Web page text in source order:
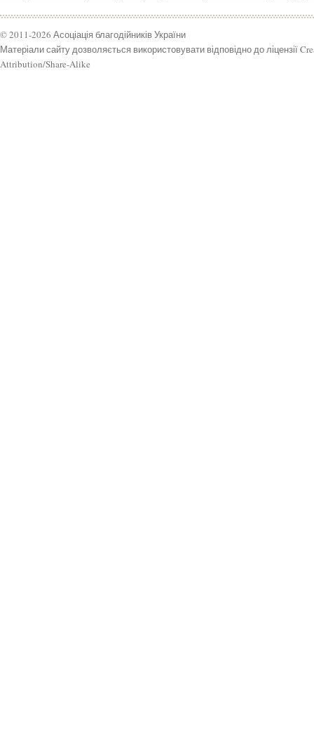
© 2011-2026 Асоціація благодійників України
Матеріали сайту дозволяється використовувати відповідно до ліцензії
Attribution/Share-Alike